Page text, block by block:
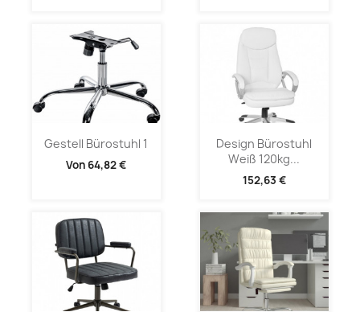
Gestell Bürostuhl 1
Von 64,82 €
Design Bürostuhl
Weiß 120kg...
152,63 €